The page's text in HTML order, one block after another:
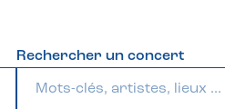
Rechercher un concert